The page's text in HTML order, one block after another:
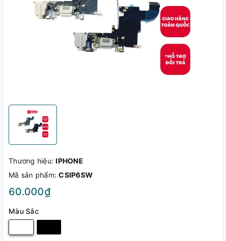
Thương hiệu:IPHONE
Mã sản phẩm:CSIP6SW
60.000₫
Màu Sắc